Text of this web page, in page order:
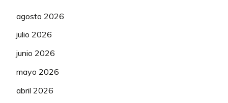
agosto 2026
julio 2026
junio 2026
mayo 2026
abril 2026